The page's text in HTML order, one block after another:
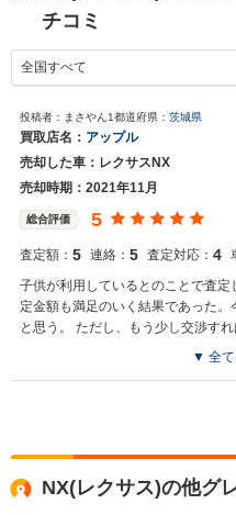
チコミ
投稿者：まさやん1都道府県： 茨城県
買取店名： アップル
売却した車：レクサスNX
売却時期：2021年11月
総合評価 5
査定額： 5 連絡： 5 査定対応： 4
子供が利用しているとのことで査
定金額も満足のいく結果であった
と思う。 ただし、もう少し交渉す
あり次回は粘り強く交渉したいと思
▼ 全て
NX(レクサス)の他グ